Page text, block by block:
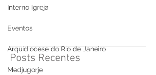
Interno Igreja
Eventos
Arquidiocese do Rio de Janeiro
Medjugorje
Posts Recentes